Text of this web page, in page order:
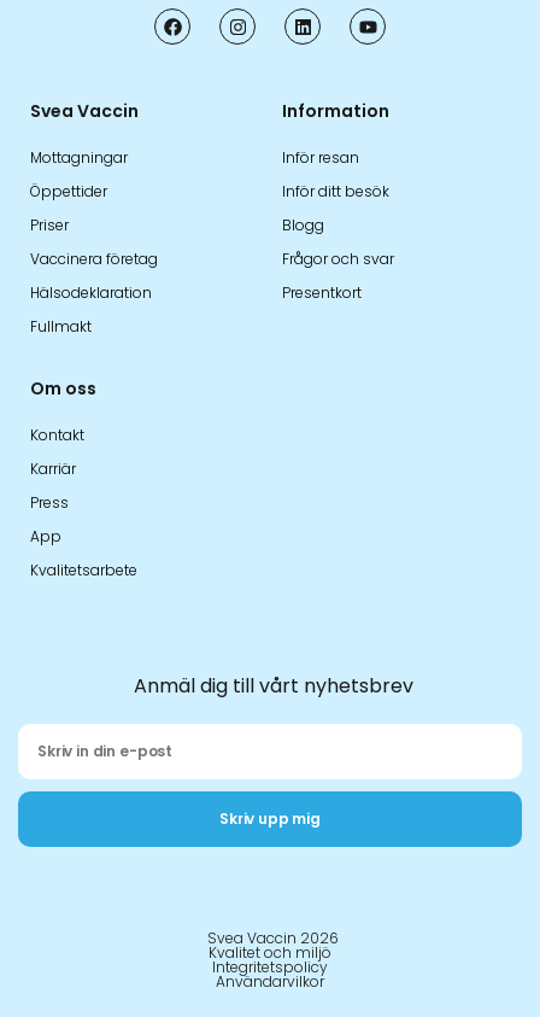
Svea Vaccin
Mottagningar
Öppettider
Priser
Vaccinera företag
Hälsodeklaration
Fullmakt
Information
Inför resan
Inför ditt besök
Blogg
Frågor och svar
Presentkort
Om oss
Kontakt
Karriär
Press
App
Kvalitetsarbete
Anmäl dig till vårt nyhetsbrev
Skriv upp mig
Svea Vaccin 2026
Kvalitet och miljö
Integritetspolicy
Användarvilkor